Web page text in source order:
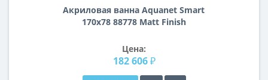
Акриловая ванна Aquanet Smart
170x78 88778 Matt Finish
Цена:
182 606 ₽